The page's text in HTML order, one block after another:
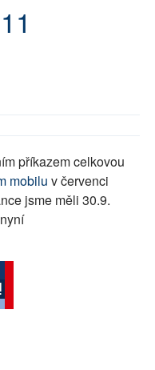
příkazem celkovou
mobilu v červenci
jsme měli 30.9.